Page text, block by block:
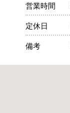
営業時間
定休日
備考